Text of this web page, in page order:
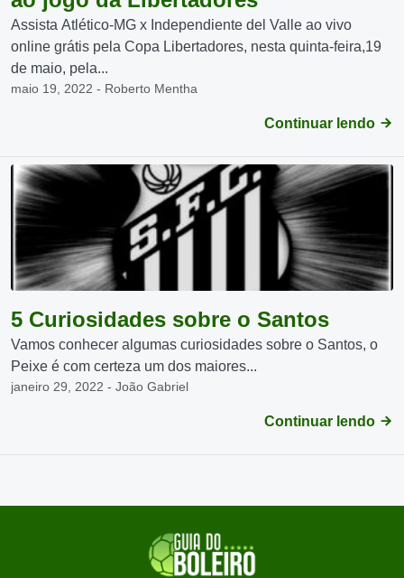
Assista Atlético-MG x Independiente del Valle ao vivo
online grátis pela Copa Libertadores, nesta quinta-feira,19
de maio, pela...
maio 19, 2022 - Roberto Mentha
Continuar lendo
5 Curiosidades sobre o Santos
Vamos conhecer algumas curiosidades sobre o Santos, o
Peixe é com certeza um dos maiores...
janeiro 29, 2022 - João Gabriel
Continuar lendo